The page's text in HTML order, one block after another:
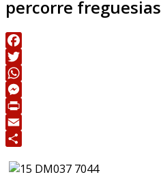
percorre freguesias
Facebook
Twitter
WhatsApp
Messenger
Print
Email